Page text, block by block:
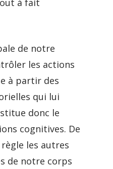
à fait
de notre
les actions
à partir des
qui lui
donc le
cognitives. De
les autres
de notre corps